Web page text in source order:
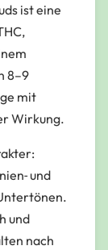
ist eine
8–9
mit
Wirkung.
und
und
nach